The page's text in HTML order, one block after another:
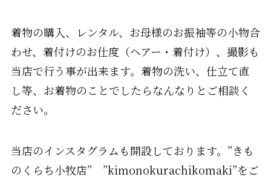
着物の購入、レンタル、お母様のお振袖等の小物合
わせ、着付けのお仕度（ヘアー・着付け）、撮影も
当店で行う事が出来ます。着物の洗い、仕立て直
し等、お着物のことでしたらなんなりとご相談く
ださい。
当店のインスタグラムも開設しております。”きも
のくらち小牧店” ”kimonokurachikomaki”をご